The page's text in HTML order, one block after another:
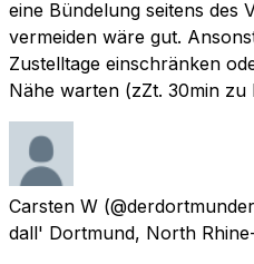
eine Bündelung seitens des
vermeiden wäre gut.
Zustelltage einschränken
Nähe warten (zZt. 30min zu
Carsten W
dall' Dortmund, North